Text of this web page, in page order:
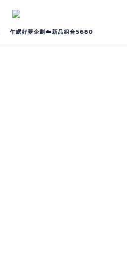
午眠好夢企劃☁️新品組合5680